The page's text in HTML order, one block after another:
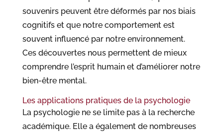
souvenirs peuvent être déformés par nos biais
cognitifs et que notre comportement est
souvent influencé par notre environnement.
Ces découvertes nous permettent de mieux
comprendre l’esprit humain et d’améliorer notre
bien-être mental.
Les applications pratiques de la psychologie
La psychologie ne se limite pas à la recherche
académique. Elle a également de nombreuses